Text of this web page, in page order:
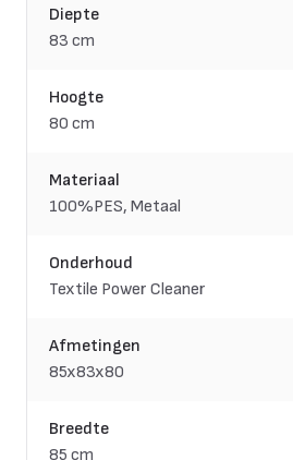
Diepte
83 cm
Hoogte
80 cm
Materiaal
100%PES, Metaal
Onderhoud
Textile Power Cleaner
Afmetingen
85x83x80
Breedte
85 cm